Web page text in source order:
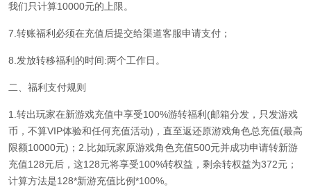
我们只计算10000元的上限。
7.转账福利必须在充值后提交给渠道客服申请支付；
8.发放转移福利的时间:两个工作日。
二、福利支付规则
1.转出玩家在新游戏充值中享受100%游转福利(邮箱分发，只发游戏
币，不算VIP体验和任何充值活动)，直至返还原游戏角色总充值(最高
限额10000元)；2.比如玩家原游戏角色充值500元并成功申请转新游
充值128元后，这128元将享受100%转权益，剩余转权益为372元；
计算方法是128*新游充值比例*100%。